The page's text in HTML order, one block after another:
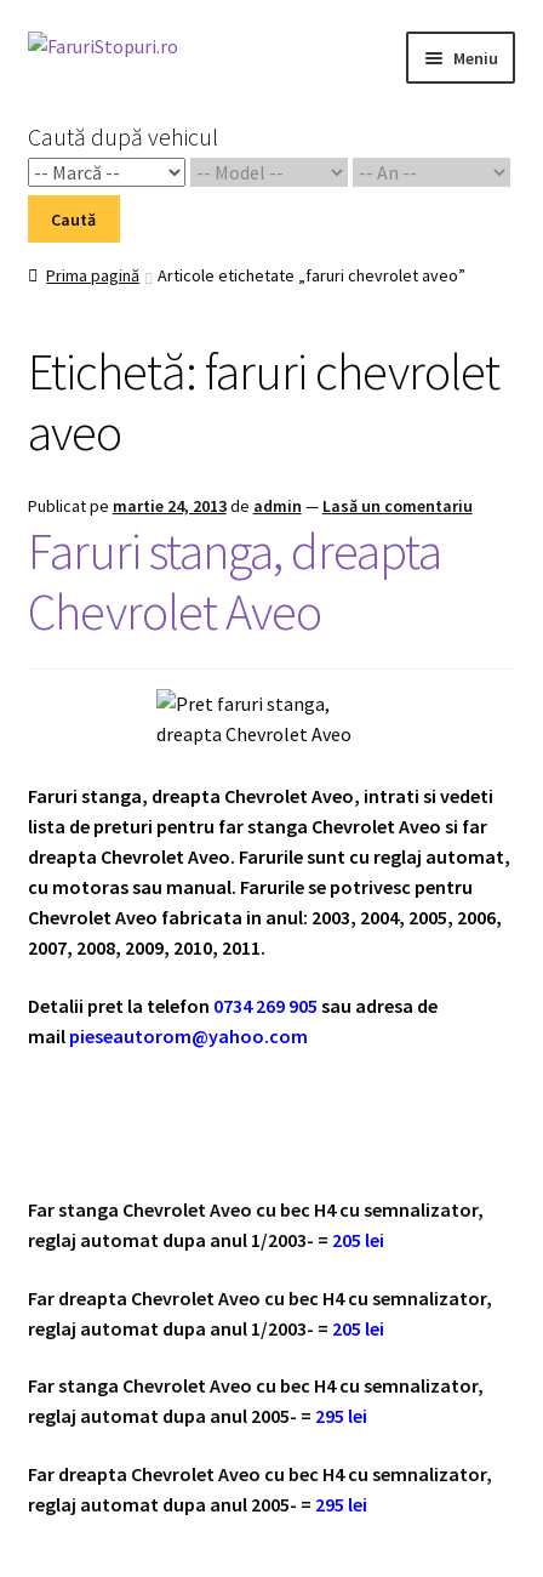
Sari
Sari
Meniu
Cart
Checkout
My Account
Piese Auto 2
Shop
Caută după vehicul
Caută
Prima pagină Articole etichetate „faruri chevrolet aveo”
Etichetă:faruri chevrolet
aveo
Publicat pe martie 24, 2013de admin — Lasă un comentariu
Faruri stanga, dreapta
Chevrolet Aveo
Faruri stanga, dreapta Chevrolet Aveo, intrati si vedeti
lista de preturi pentru far stanga Chevrolet Aveo si far
dreapta Chevrolet Aveo. Farurile sunt cu reglaj automat,
cu motoras sau manual. Farurile se potrivesc pentru
Chevrolet Aveo fabricata in anul: 2003, 2004, 2005, 2006,
2007, 2008, 2009, 2010, 2011.
Detalii pret la telefon 0734 269 905 sau adresa de
mail pieseautorom@yahoo.com
Far stanga Chevrolet Aveo cu bec H4 cu semnalizator,
reglaj automat dupa anul 1/2003- = 205 lei
Far dreapta Chevrolet Aveo cu bec H4 cu semnalizator,
reglaj automat dupa anul 1/2003- = 205 lei
Far stanga Chevrolet Aveo cu bec H4 cu semnalizator,
reglaj automat dupa anul 2005- = 295 lei
Far dreapta Chevrolet Aveo cu bec H4 cu semnalizator,
reglaj automat dupa anul 2005- = 295 lei